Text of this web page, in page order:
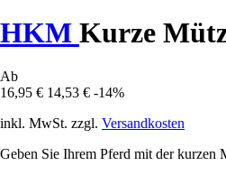
HKM Kurze
Ab
16,95 € 14,53 € -14%
inkl. MwSt. zzgl. Versandkosten
Geben Sie Ihrem Pferd mit der